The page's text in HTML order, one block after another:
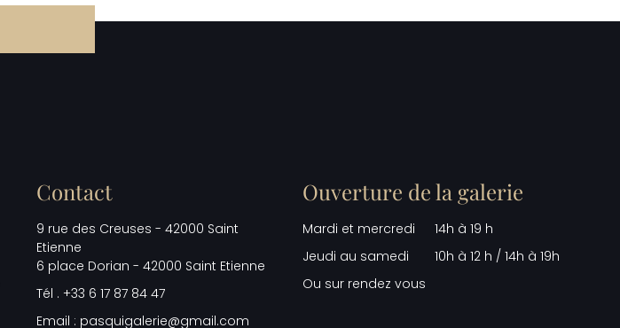
Contact
9 rue des Creuses - 42000 Saint
Etienne
6 place Dorian - 42000 Saint Etienne
Tél . +33 6 17 87 84 47
Email : pasquigalerie@gmail.com
Ouverture de la galerie
Mardi et mercredi
Jeudi au samedi
Ou sur rendez vous
14h à 19 h
10h à 12 h / 14h à 19h